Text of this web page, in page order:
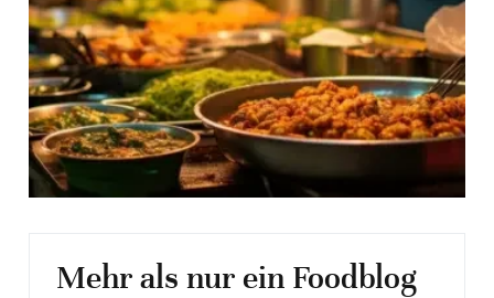
Mehr als nur ein Foodblog